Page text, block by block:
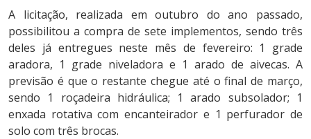
A licitação, realizada em outubro do ano passado,
possibilitou a compra de sete implementos, sendo três
deles já entregues neste mês de fevereiro: 1 grade
aradora, 1 grade niveladora e 1 arado de aivecas. A
previsão é que o restante chegue até o final de março,
sendo 1 roçadeira hidráulica; 1 arado subsolador; 1
enxada rotativa com encanteirador e 1 perfurador de
solo com três brocas.